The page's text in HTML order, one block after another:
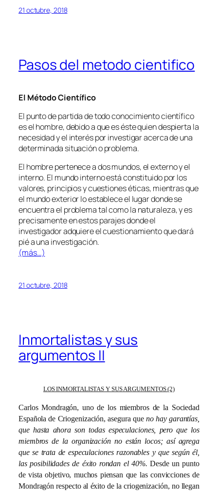
21 octubre, 2018
Pasos del metodo cientifico
El Método Científico
El punto de partida de todo conocimiento científico
es el hombre, debido a que es éste quien despierta la
necesidad y el interés por investigar acerca de una
determinada situación o problema.
El hombre pertenece a dos mundos, el externo y el
interno. El mundo interno está constituido por los
valores, principios y cuestiones éticas, mientras que
el mundo exterior lo establece el lugar donde se
encuentra el problema tal como la naturaleza, y es
precisamente en estos parajes donde el
investigador adquiere el cuestionamiento que dará
pié a una investigación.
(más…)
21 octubre, 2018
Inmortalistas y sus
argumentos II
LOS INMORTALISTAS Y SUS ARGUMENTOS (2)
Carlos Mondragón, uno de los miembros de la Sociedad
Española de Criogenización, asegura que no hay garantías,
que hasta ahora son todas especulaciones, pero que los
miembros de la organización no están locos; así agrega
que se trata de especulaciones razonables y que según él,
las posibilidades de éxito rondan el 40%. Desde un punto
de vista objetivo, muchos piensan que las convicciones de
Mondragón respecto al éxito de la criogenización, no llegan